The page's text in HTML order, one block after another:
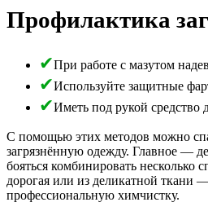
Профилактика
При работе с мазутом
Используйте защитные
Иметь под рукой средство
С помощью этих методов можно
загрязнённую одежду. Главное —
бояться комбинировать несколько
дорогая или из деликатной ткани
профессиональную химчистку.